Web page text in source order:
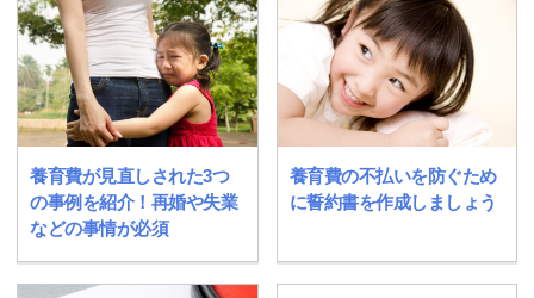
養育費が見直しされた3つ
の事例を紹介！再婚や失業
などの事情が必須
養育費の不払いを防ぐため
に誓約書を作成しましょう